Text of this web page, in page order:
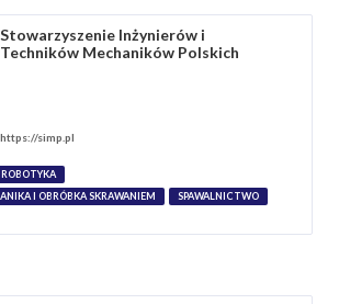
Stowarzyszenie Inżynierów i
Techników Mechaników Polskich
https://simp.pl
ROBOTYKA
I OBRÓBKA SKRAWANIEM
SPAWALNICTWO